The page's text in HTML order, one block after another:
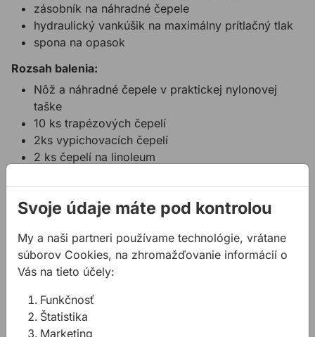
zásobník na náhradné čepele
hydraulický vankúšik na maximálny prítlačný tlak
spona na opasok
Rozsah balenia:
Nôž a náhradné čepele v praktickej nylonovej
taške
10 ks trapézových čepelí
2ks vypichovacích čepelí
2 ks čepelí na linoleum
Technické parametre:
Celková dĺžka (mm): 160
Dĺžka čepele (mm): 28
Hmotnosť: 0.6 kg
Súvisiace produkty
Náhradné čepele do orezávacích nožov
Svoje údaje máte pod kontrolou
My a naši partneri používame technológie, vrátane
súborov Cookies, na zhromažďovanie informácií o
Vás na tieto účely:
Funkčnosť
Štatistika
Marketing